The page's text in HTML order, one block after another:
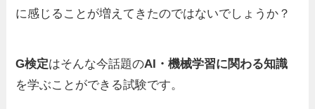
に感じることが増えてきたのではないでしょうか？
G検定はそんな今話題のAI・機械学習に関わる知識
を学ぶことができる試験です。